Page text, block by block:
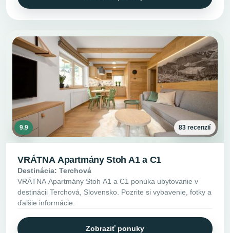
9.9 83 recenzií
VRÁTNA Apartmány Stoh A1 a C1
Destinácia: Terchová
VRÁTNA Apartmány Stoh A1 a C1 ponúka ubytovanie v
destinácii Terchová, Slovensko. Pozrite si vybavenie, fotky a
ďalšie informácie.
Zobraziť ponuky